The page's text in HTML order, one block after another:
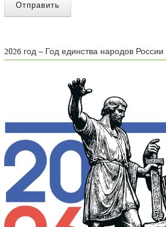
Отправить
2026 год – Год единства народов России